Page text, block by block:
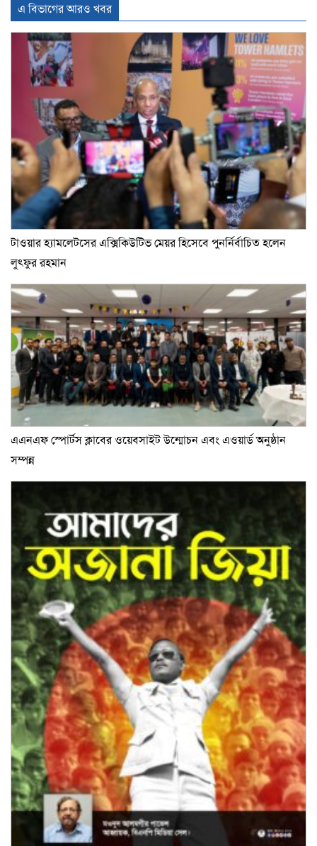
এ বিভাগের আরও খবর
টাওয়ার হ্যামলেটসের এক্সিকিউটিভ মেয়র হিসেবে পুনর্নির্বাচিত হলেন
লুৎফুর রহমান
এএনএফ স্পোর্টস ক্লাবের ওয়েবসাইট উন্মোচন এবং এওয়ার্ড অনুষ্ঠান
সম্পন্ন